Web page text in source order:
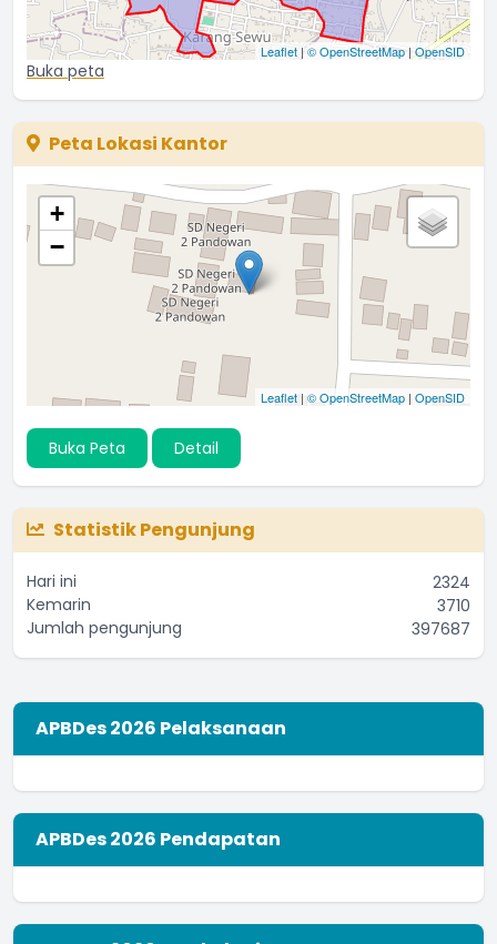
Leaflet | © OpenStreetMap|OpenSID
Buka peta
Peta Lokasi Kantor
+
−
Leaflet | © OpenStreetMap | OpenSID
Buka Peta Detail
Statistik Pengunjung
Hari ini
2324
Kemarin
3710
Jumlah pengunjung
397687
APBDes 2026 Pelaksanaan
APBDes 2026 Pendapatan